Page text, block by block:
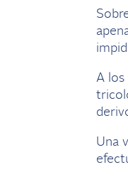
A los
Una